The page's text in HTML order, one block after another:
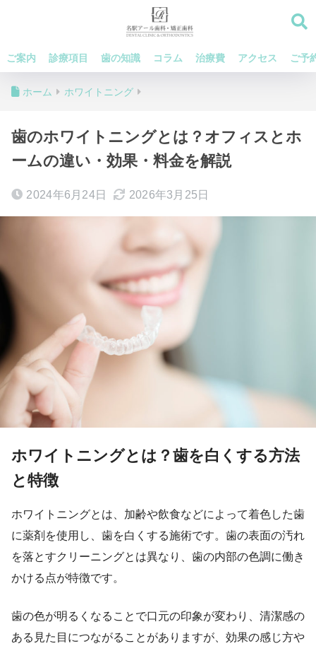
ご案内 診療項目 歯の知識 コラム 治療費 アクセス ご予
ホーム ホワイトニング
歯のホワイトニングとは？オフィスとホ
ームの違い・効果・料金を解説
2024年6月24日 2026年3月25日
ホワイトニングとは？歯を白くする方法
と特徴
ホワイトニングとは、加齢や飲食などによって着色した歯
に薬剤を使用し、歯を白くする施術です。歯の表面の汚れ
を落とすクリーニングとは異なり、歯の内部の色調に働き
かける点が特徴です。
歯の色が明るくなることで口元の印象が変わり、清潔感の
ある見た目につながることがありますが、効果の感じ方や